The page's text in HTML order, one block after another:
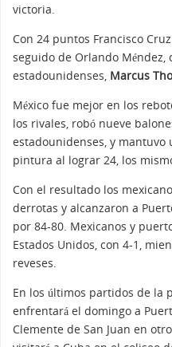
victoria.
Con 24 puntos Francisco
seguido de Orlando Méndez,
estadounidenses, Marcus
México fue mejor en los
los rivales, robó nueve
estadounidenses, y
pintura al lograr 24, los
Con el resultado los
derrotas y alcanzaron a
por 84-80. Mexicanos y
Estados Unidos, con 4-1,
reveses.
En los últimos partidos de la
enfrentará el domingo a
Clemente de San Juan en